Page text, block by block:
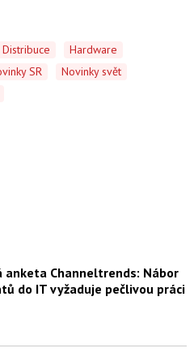
Distribuce
Hardware
SR
Novinky svět
anketa Channeltrends: Nábor
do IT vyžaduje pečlivou práci